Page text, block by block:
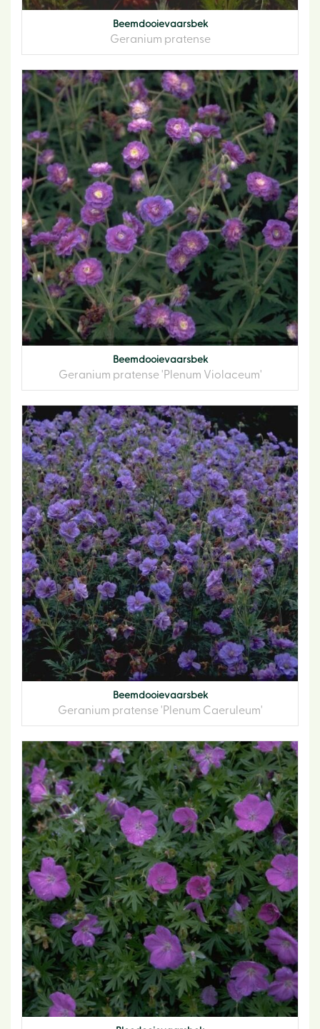
Beemdooievaarsbek
Geranium pratense
Beemdooievaarsbek
Geranium pratense 'Plenum Violaceum'
Beemdooievaarsbek
Geranium pratense 'Plenum Caeruleum'